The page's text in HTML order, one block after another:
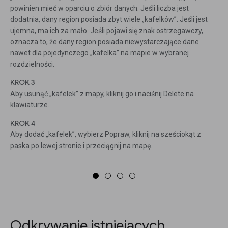
powinien mieć w oparciu o zbiór danych. Jeśli liczba jest
dodatnia, dany region posiada zbyt wiele „kafelków”. Jeśli jest
ujemna, ma ich za mało. Jeśli pojawi się znak ostrzegawczy,
oznacza to, że dany region posiada niewystarczające dane
nawet dla pojedynczego „kafelka” na mapie w wybranej
rozdzielności.
KROK 3
Aby usunąć „kafelek” z mapy, kliknij go i naciśnij Delete na
klawiaturze.
KROK 4
Aby dodać „kafelek”, wybierz Popraw, kliknij na sześciokąt z
paska po lewej stronie i przeciągnij na mapę.